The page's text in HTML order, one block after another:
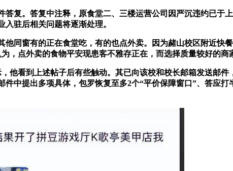
。答复中注释，原食堂二、三楼运营公司因严沉违约已于
驻后相关问题将逐渐处理。
窗有的正在食堂吃，有的也点外卖。因为赭山校区附近快
，点外卖的食物平安现患客不雅存正在，而选择质量较好的商
看到上述帖子后有些触动。其已向该校和校长邮箱发送邮件
件中提出多项具体，包罗恢复至多2个“平价保障窗口”、答应